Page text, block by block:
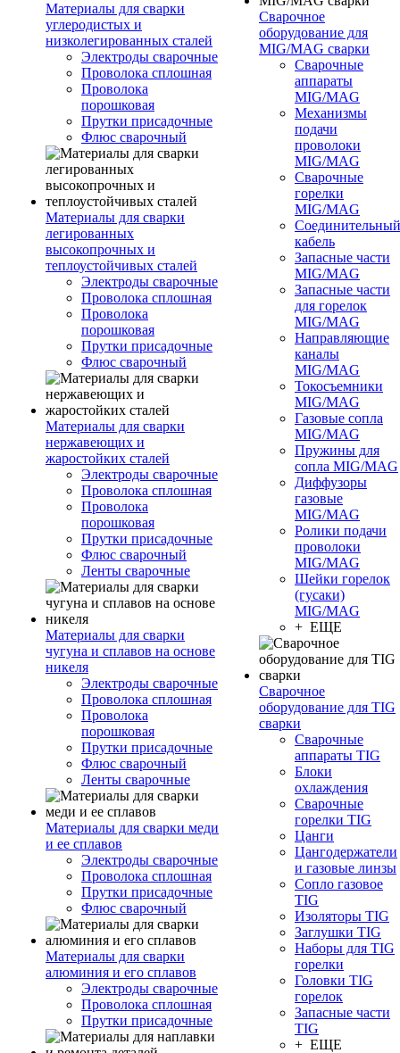
Материалы для сварки
углеродистых и
низколегированных сталей
Электроды сварочные
Проволока сплошная
Проволока
порошковая
Прутки присадочные
Флюс сварочный
Материалы для сварки
легированных
высокопрочных и
теплоустойчивых сталей
Электроды сварочные
Проволока сплошная
Проволока
порошковая
Прутки присадочные
Флюс сварочный
Материалы для сварки
нержавеющих и
жаростойких сталей
Электроды сварочные
Проволока сплошная
Проволока
порошковая
Прутки присадочные
Флюс сварочный
Ленты сварочные
Материалы для сварки
чугуна и сплавов на основе
никеля
Электроды сварочные
Проволока сплошная
Проволока
порошковая
Прутки присадочные
Флюс сварочный
Ленты сварочные
Материалы для сварки меди
и ее сплавов
Электроды сварочные
Проволока сплошная
Прутки присадочные
Флюс сварочный
Материалы для сварки
алюминия и его сплавов
Электроды сварочные
Проволока сплошная
Прутки присадочные
Сварочное
оборудование для
MIG/MAG сварки
Сварочные
аппараты
MIG/MAG
Механизмы
подачи
проволоки
MIG/MAG
Сварочные
горелки
MIG/MAG
Соединительный
кабель
Запасные части
MIG/MAG
Запасные части
для горелок
MIG/MAG
Направляющие
каналы
MIG/MAG
Токосъемники
MIG/MAG
Газовые сопла
MIG/MAG
Пружины для
сопла MIG/MAG
Диффузоры
газовые
MIG/MAG
Ролики подачи
проволоки
MIG/MAG
Шейки горелок
(гусаки)
MIG/MAG
+ ЕЩЕ
Сварочное
оборудование для TIG
сварки
Сварочные
аппараты TIG
Блоки
охлаждения
Сварочные
горелки TIG
Цанги
Цангодержатели
и газовые линзы
Сопло газовое
TIG
Изоляторы TIG
Заглушки TIG
Наборы для TIG
горелки
Головки TIG
горелок
Запасные части
TIG
+ ЕЩЕ